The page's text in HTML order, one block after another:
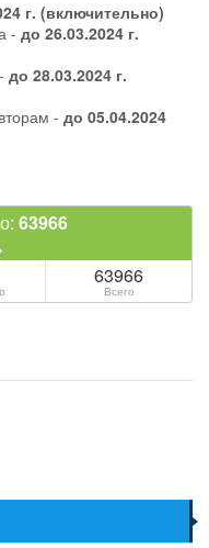
г. (включительно)
- до 26.03.2024 г.
до 28.03.2024 г.
- до 05.04.2024
63966
63966
Всего